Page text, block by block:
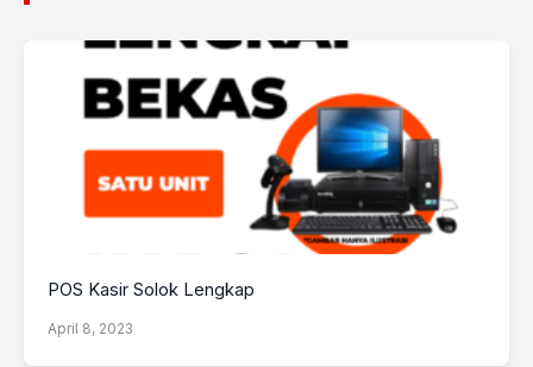
POS Kasir Solok Lengkap
April 8, 2023